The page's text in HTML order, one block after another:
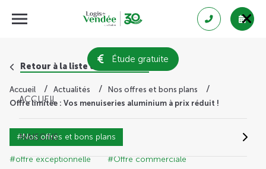
Étude gratuite
ACCUEIL
MAISONS
Retour à la liste des actualités
Accueil Actualités
Nos offres et bons plans
Offre limitée : Vos menuiseries aluminium à prix réduit !
#Nos offres et bons plans
#offre exceptionnelle #Offre commerciale